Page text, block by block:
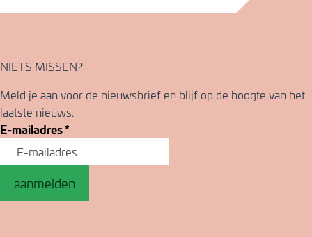
NIETS MISSEN?
Meld je aan voor de nieuwsbrief en blijf op de hoogte van het
laatste nieuws.
E-mailadres*
aanmelden